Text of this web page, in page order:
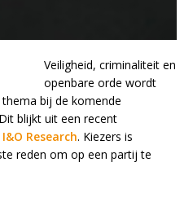
Veiligheid, criminaliteit en
openbare orde wordt
bij de komende
blijkt uit een recent
I&O Research. Kiezers is
reden om op een partij te